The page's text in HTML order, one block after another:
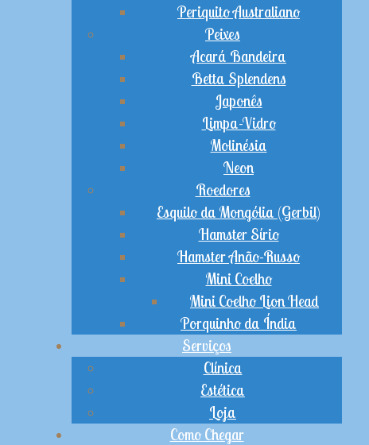
Periquito Australiano
Peixes
Acará Bandeira
Betta Splendens
Japonês
Limpa-Vidro
Molinésia
Neon
Roedores
Esquilo da Mongólia (Gerbil)
Hamster Sírio
Hamster Anão-Russo
Mini Coelho
Mini Coelho Lion Head
Porquinho da Índia
Serviços
Clínica
Estética
Loja
Como Chegar